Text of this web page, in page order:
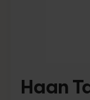
Haan